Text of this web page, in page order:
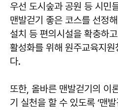
우선 도시숲과 공원 등 시민
맨발걷기 좋은 코스를 선정
설치 등 편의시설을 확충하
활성화를 위해 원주교육지원
다.
또한, 올바른 맨발걷기의 이
기 실천을 할 수 있도록 ‘맨